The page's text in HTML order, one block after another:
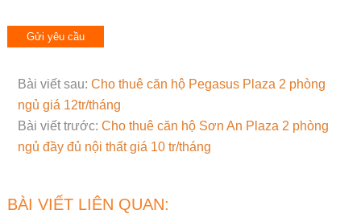
Bài viết sau: Cho thuê căn hộ Pegasus Plaza 2 phòng
ngủ giá 12tr/tháng
Bài viết trước: Cho thuê căn hộ Sơn An Plaza 2 phòng
ngủ đầy đủ nội thất giá 10 tr/tháng
BÀI VIẾT LIÊN QUAN: